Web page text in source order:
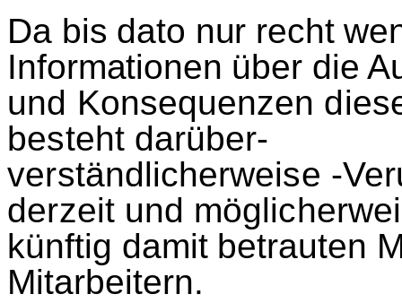
Da bis dato nur recht
Informationen über die
und Konsequenzen
besteht darüber-
verständlicherweise -
derzeit und mö
künftig damit betrauten
Mitarbeitern.